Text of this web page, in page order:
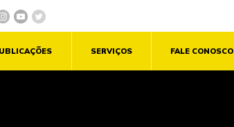
SERVIÇOS FALE CONOSCO